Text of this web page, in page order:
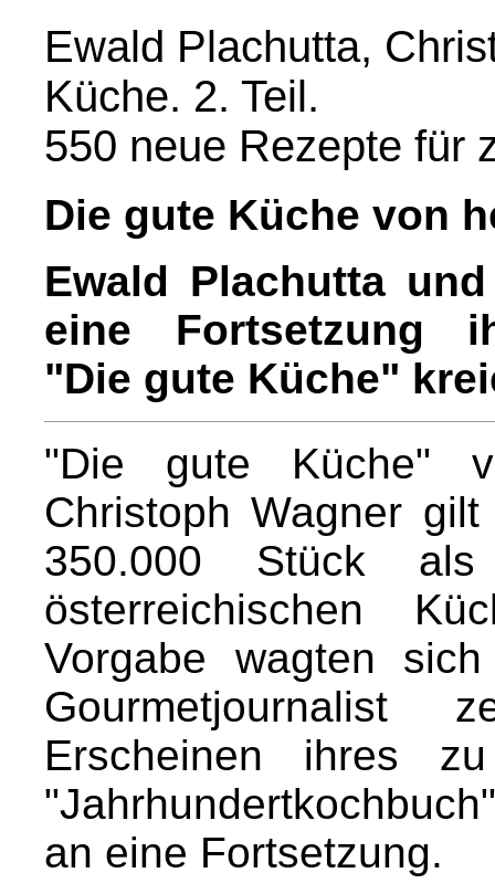
Ewald Plachutta,
Küche. 2. Teil.
550 neue Rezepte für
Die gute Küche von
Ewald Plachutta
eine Fortsetzung
"Die gute Küche"
"Die gute Küche"
Christoph Wagner
350.000 Stück
österreichischen
Vorgabe wagten
Erscheinen ihres
an eine Fortsetzung.